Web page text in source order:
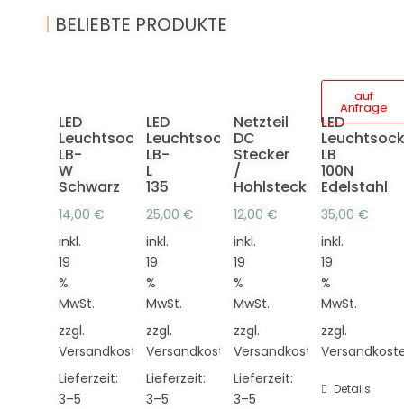
| BELIEBTE PRODUKTE
LED
Leuchtsockel
LB-
W
Schwarz
14,00 €
inkl.
19
%
MwSt.
zzgl.
Versandkosten
Lieferzeit:
3–5
LED
Leuchtsockel
LB-
L
135
25,00 €
inkl.
19
%
MwSt.
zzgl.
Versandkosten
Lieferzeit:
3–5
Netzteil
DC
Stecker
/
Hohlstecker
12,00 €
inkl.
19
%
MwSt.
zzgl.
Versandkosten
Lieferzeit:
3–5
auf
Anfrage
LED
LB
100N
Edelstahl
35,00 €
inkl.
19
%
MwSt.
zzgl.
Details